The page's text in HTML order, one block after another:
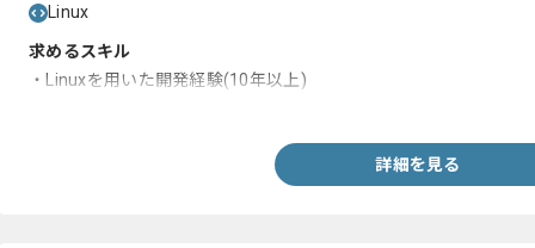
Linux
求めるスキル
・Linuxを用いた開発経験(10年以上)
詳細を見る